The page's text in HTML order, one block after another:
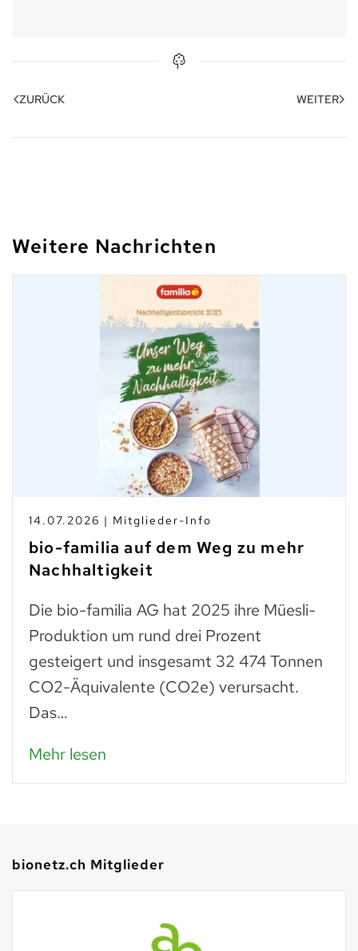
ZURÜCK WEITER
Weitere Nachrichten
14.07.2026 | Mitglieder-Info
bio-familia auf dem Weg zu mehr
Nachhaltigkeit
Die bio-familia AG hat 2025 ihre Müesli-
Produktion um rund drei Prozent
gesteigert und insgesamt 32 474 Tonnen
CO2-Äquivalente (CO2e) verursacht.
Das…
Mehr lesen
bionetz.ch Mitglieder